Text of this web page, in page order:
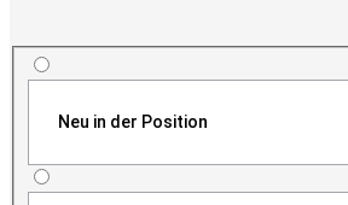
Neu in der Position